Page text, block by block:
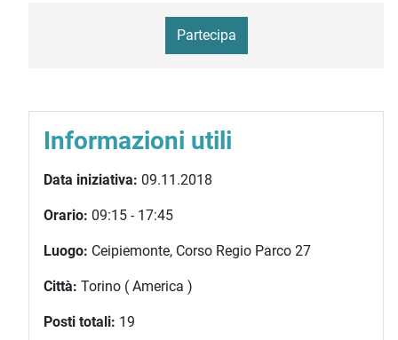
Partecipa
Informazioni utili
Data iniziativa: 09.11.2018
Orario: 09:15 - 17:45
Luogo: Ceipiemonte, Corso Regio Parco 27
Città: Torino ( America )
Posti totali: 19